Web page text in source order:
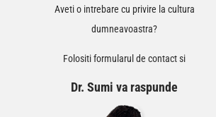
Aveti o intrebare cu privire la cultura
dumneavoastra?
Folositi formularul de contact si
Dr. Sumi va raspunde